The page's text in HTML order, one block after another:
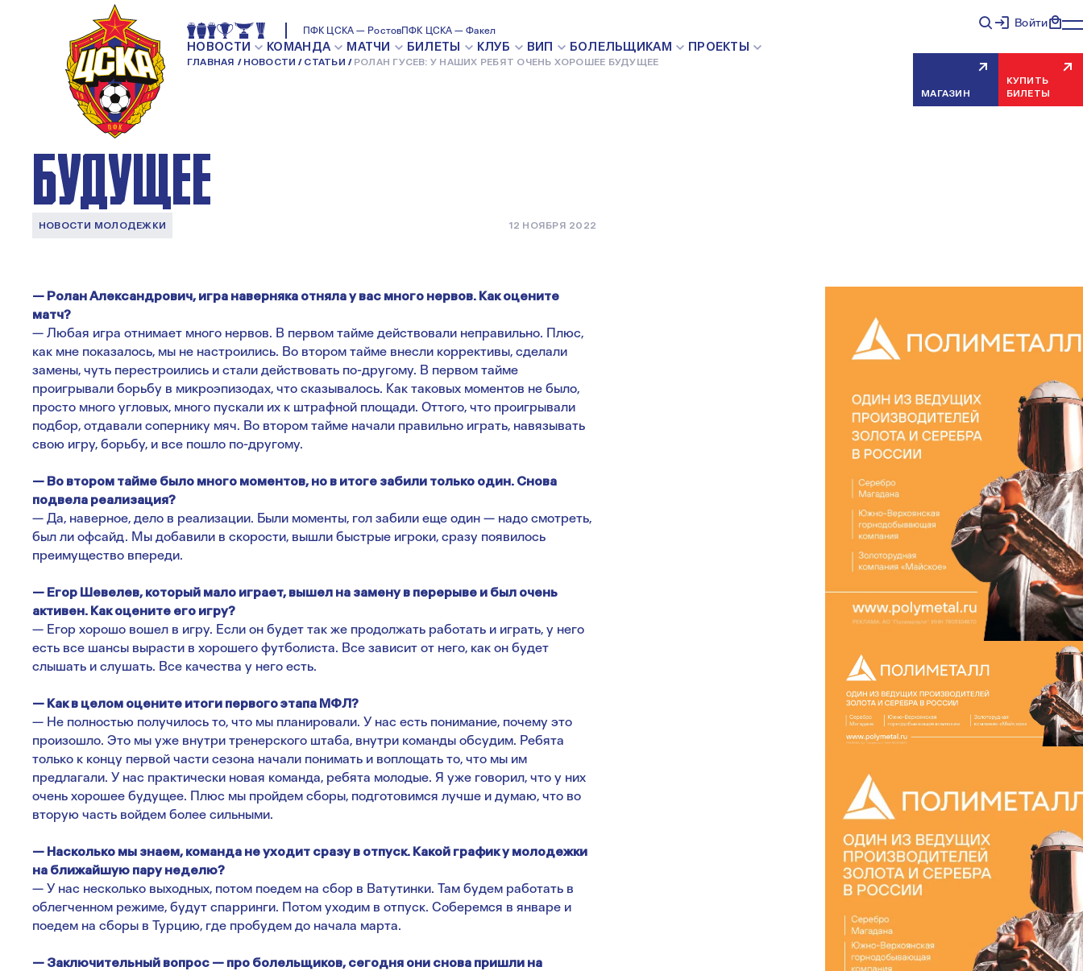
ПФК ЦСКА — РостовПФК ЦСКА — Факел
НОВОСТИ КОМАНДА МАТЧИ БИЛЕТЫ КЛУБ ВИП БОЛЕЛЬЩИКАМ ПРОЕКТЫ
ГЛАВНАЯ НОВОСТИ СТАТЬИ РОЛАН ГУСЕВ: У НАШИХ РЕБЯТ ОЧЕНЬ ХОРОШЕЕ БУДУЩЕЕ
Войти
МАГАЗИН
КУПИТЬ
БИЛЕТЫ
РОЛАН ГУСЕВ: У НАШИХ
РЕБЯТ ОЧЕНЬ ХОРОШЕЕ
БУДУЩЕЕ
НОВОСТИ МОЛОДЕЖКИ 12 НОЯБРЯ 2022
— Ролан Александрович, игра наверняка отняла у вас много нервов. Как оцените
матч?
— Любая игра отнимает много нервов. В первом тайме действовали неправильно. Плюс,
как мне показалось, мы не настроились. Во втором тайме внесли коррективы, сделали
замены, чуть перестроились и стали действовать по-другому. В первом тайме
проигрывали борьбу в микроэпизодах, что сказывалось. Как таковых моментов не было,
просто много угловых, много пускали их к штрафной площади. Оттого, что проигрывали
подбор, отдавали сопернику мяч. Во втором тайме начали правильно играть, навязывать
свою игру, борьбу, и все пошло по-другому.
— Во втором тайме было много моментов, но в итоге забили только один. Снова
подвела реализация?
— Да, наверное, дело в реализации. Были моменты, гол забили еще один — надо смотреть,
был ли офсайд. Мы добавили в скорости, вышли быстрые игроки, сразу появилось
преимущество впереди.
— Егор Шевелев, который мало играет, вышел на замену в перерыве и был очень
активен. Как оцените его игру?
— Егор хорошо вошел в игру. Если он будет так же продолжать работать и играть, у него
есть все шансы вырасти в хорошего футболиста. Все зависит от него, как он будет
слышать и слушать. Все качества у него есть.
— Как в целом оцените итоги первого этапа МФЛ?
— Не полностью получилось то, что мы планировали. У нас есть понимание, почему это
произошло. Это мы уже внутри тренерского штаба, внутри команды обсудим. Ребята
только к концу первой части сезона начали понимать и воплощать то, что мы им
предлагали. У нас практически новая команда, ребята молодые. Я уже говорил, что у них
очень хорошее будущее. Плюс мы пройдем сборы, подготовимся лучше и думаю, что во
вторую часть войдем более сильными.
— Насколько мы знаем, команда не уходит сразу в отпуск. Какой график у молодежки
на ближайшую пару неделю?
— У нас несколько выходных, потом поедем на сбор в Ватутинки. Там будем работать в
облегченном режиме, будут спарринги. Потом уходим в отпуск. Соберемся в январе и
поедем на сборы в Турцию, где пробудем до начала марта.
— Заключительный вопрос — про болельщиков, сегодня они снова пришли на